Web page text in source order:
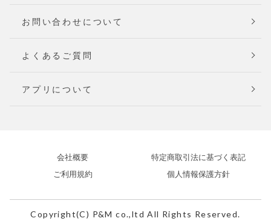
お問い合わせについて
よくあるご質問
アプリについて
会社概要
特定商取引法に基づく表記
ご利用規約
個人情報保護方針
Copyright(C) P&M co.,ltd All Rights Reserved.